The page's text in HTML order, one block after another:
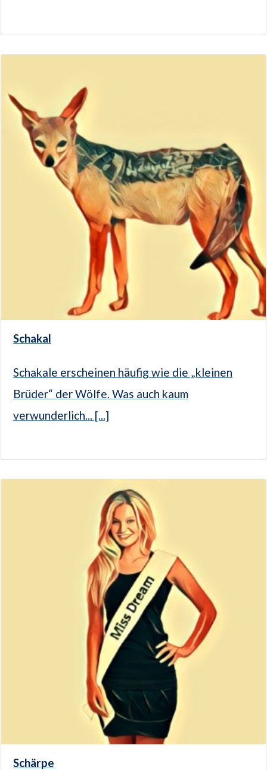
Schakal
Schakale erscheinen häufig wie die „kleinen
Brüder“ der Wölfe. Was auch kaum
verwunderlich... [...]
Schärpe